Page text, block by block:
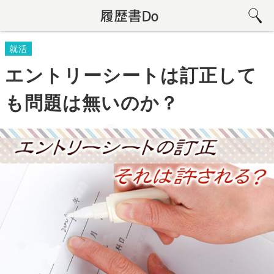
就活
エントリーシートは訂正して
も問題は無いのか？